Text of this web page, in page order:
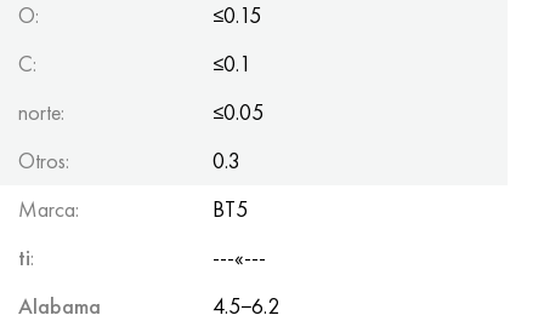
O:
≤0.15
C:
≤0.1
norte:
≤0.05
Otros:
0.3
Marca:
BT5
ti:
---«---
Alabama
4.5−6.2